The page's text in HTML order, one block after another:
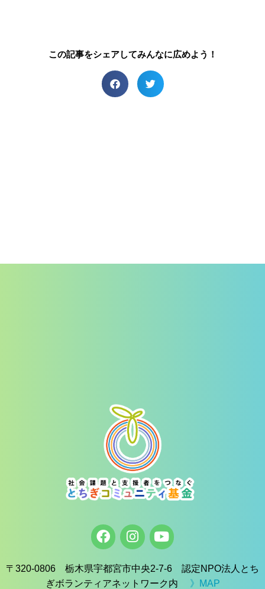
この記事をシェアしてみんなに広めよう！
〒320-0806 栃木県宇都宮市中央2-7-6 認定NPO法人とち
ぎボランティアネットワーク内 》MAP